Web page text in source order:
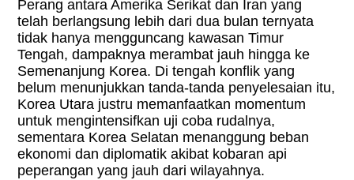
Perang antara Amerika Serikat dan Iran yang
telah berlangsung lebih dari dua bulan ternyata
tidak hanya mengguncang kawasan Timur
Tengah, dampaknya merambat jauh hingga ke
Semenanjung Korea. Di tengah konflik yang
belum menunjukkan tanda-tanda penyelesaian itu,
Korea Utara justru memanfaatkan momentum
untuk mengintensifkan uji coba rudalnya,
sementara Korea Selatan menanggung beban
ekonomi dan diplomatik akibat kobaran api
peperangan yang jauh dari wilayahnya.